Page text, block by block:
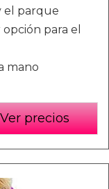
el parque
para el
mano
precios